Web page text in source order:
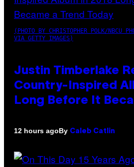
(PHOTO BY CHRISTOPHER POLK/NBCU
VIA GETTY IMAGES)
Justin Timberlake
Country-Inspired
Long Before It
12 hours agoBy Caleb Catlin